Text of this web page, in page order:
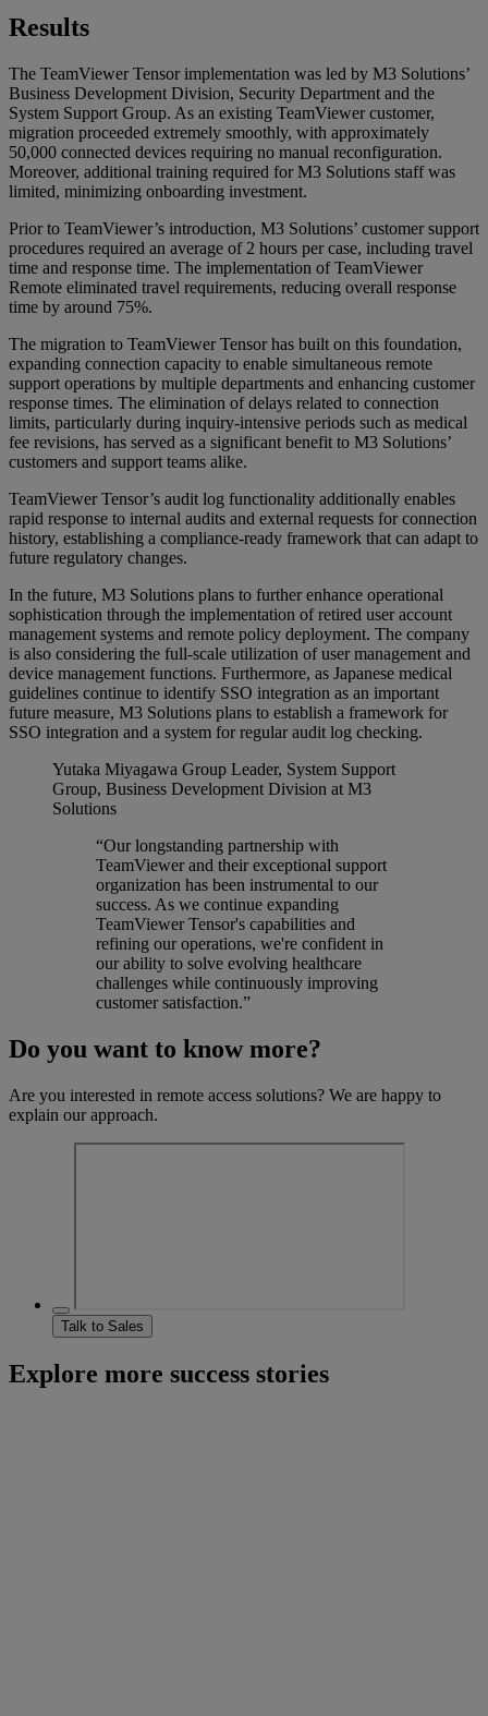
Results
The TeamViewer Tensor implementation was led by M3 Solutions’
Business Development Division, Security Department and the
System Support Group. As an existing TeamViewer customer,
migration proceeded extremely smoothly, with approximately
50,000 connected devices requiring no manual reconfiguration.
Moreover, additional training required for M3 Solutions staff was
limited, minimizing onboarding investment.
Prior to TeamViewer’s introduction, M3 Solutions’ customer support
procedures required an average of 2 hours per case, including travel
time and response time. The implementation of TeamViewer
Remote eliminated travel requirements, reducing overall response
time by around 75%.
The migration to TeamViewer Tensor has built on this foundation,
expanding connection capacity to enable simultaneous remote
support operations by multiple departments and enhancing customer
response times. The elimination of delays related to connection
limits, particularly during inquiry-intensive periods such as medical
fee revisions, has served as a significant benefit to M3 Solutions’
customers and support teams alike.
TeamViewer Tensor’s audit log functionality additionally enables
rapid response to internal audits and external requests for connection
history, establishing a compliance-ready framework that can adapt to
future regulatory changes.
In the future, M3 Solutions plans to further enhance operational
sophistication through the implementation of retired user account
management systems and remote policy deployment. The company
is also considering the full-scale utilization of user management and
device management functions. Furthermore, as Japanese medical
guidelines continue to identify SSO integration as an important
future measure, M3 Solutions plans to establish a framework for
SSO integration and a system for regular audit log checking.
Yutaka Miyagawa Group Leader, System Support
Group, Business Development Division at M3
Solutions
“Our longstanding partnership with
TeamViewer and their exceptional support
organization has been instrumental to our
success. As we continue expanding
TeamViewer Tensor's capabilities and
refining our operations, we're confident in
our ability to solve evolving healthcare
challenges while continuously improving
customer satisfaction.”
Do you want to know more?
Are you interested in remote access solutions? We are happy to
explain our approach.
Talk to Sales
Explore more success stories